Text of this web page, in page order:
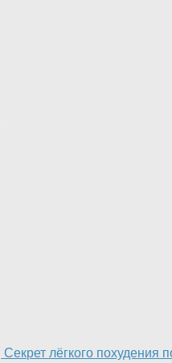
Секрет лёгкого похудения